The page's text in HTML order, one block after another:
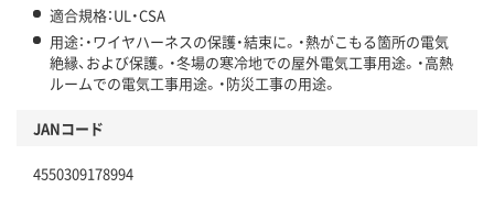
適合規格：UL・CSA
用途：・ワイヤハーネスの保護・結束に。・熱がこもる箇所の電気
絶縁、および保護。・冬場の寒冷地での屋外電気工事用途。・高熱
ルームでの電気工事用途。・防災工事の用途。
JANコード
4550309178994